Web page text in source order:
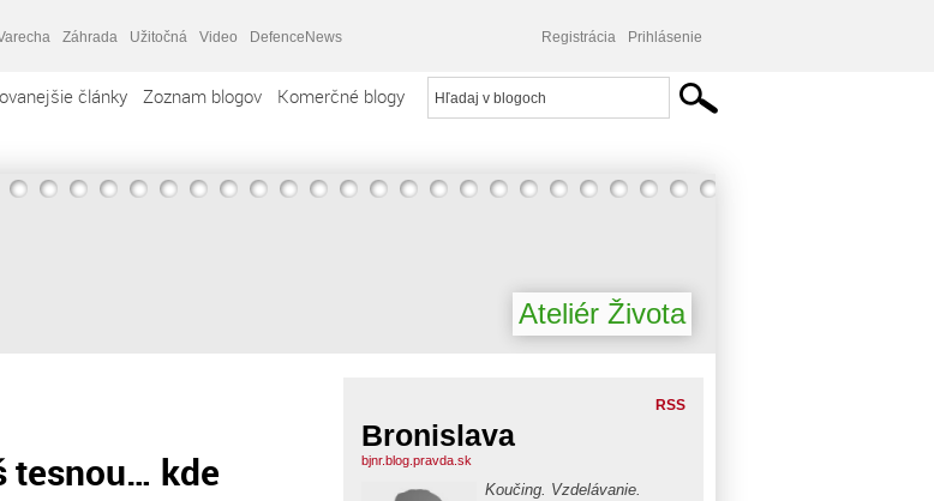
Záhrada Užitočná Video DefenceNews Registrácia Prihlásenie
články Zoznam blogov Komerčné blogy
Ateliér Života
tesnou… kde
RSS
Bronislava
bjnr.blog.pravda.sk
Koučing. Vzdelávanie.